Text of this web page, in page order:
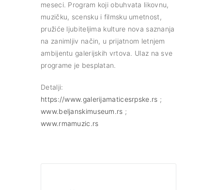
meseci. Program koji obuhvata likovnu,
muzičku, scensku i filmsku umetnost,
pružiće ljubiteljima kulture nova saznanja
na zanimljiv način, u prijatnom letnjem
ambijentu galerijskih vrtova. Ulaz na sve
programe je besplatan.
Detalji:
https://www.galerijamaticesrpske.rs ;
www.beljanskimuseum.rs ;
www.rmamuzic.rs